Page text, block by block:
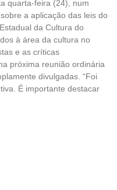
quarta-feira (24), num
a aplicação das leis do
da Cultura do
à área da cultura no
e as críticas
próxima reunião ordinária
divulgadas. “Foi
É importante destacar